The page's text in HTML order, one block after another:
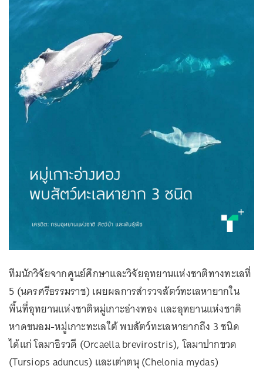
ทีมนักวิจัยจากศูนย์ศึกษาและวิจัยอุทยานแห่งชาติทางทะเลที่
5 (นครศรีธรรมราช) เผยผลการสำรวจสัตว์ทะเลหายากใน
พื้นที่อุทยานแห่งชาติหมู่เกาะอ่างทอง และอุทยานแห่งชาติ
หาดขนอม-หมู่เกาะทะเลใต้ พบสัตว์ทะเลหายากถึง 3 ชนิด
ได้แก่ โลมาอิรวดี (Orcaella brevirostris), โลมาปากขวด
(Tursiops aduncus) และเต่าตนุ (Chelonia mydas)